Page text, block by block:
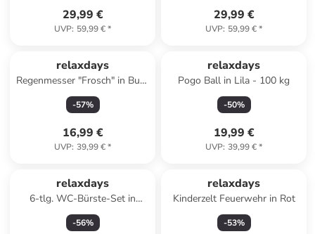
29,99 €
UVP: 59,99 €*
29,99 €
UVP: 59,99 €*
relaxdays
Regenmesser "Frosch" in Bunt
- (B)10,5 x (H)19 x (T)8 cm
-57%
16,99 €
UVP: 39,99 €*
relaxdays
Pogo Ball in Lila - 100 kg
-50%
19,99 €
UVP: 39,99 €*
relaxdays
6-tlg. WC-Bürste-Set in
Schwarz/ Silber - (L)35,5 x
(Ø)8 cm
-56%
relaxdays
Kinderzelt Feuerwehr in Rot
-53%